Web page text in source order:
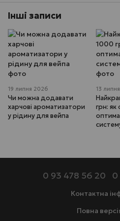
Інші записи
19 липня 2026
Чи можна додавати
харчові ароматизатори
у рідину для вейпа
13
грн: як
0 93 478 56 20 0
Контактна
Повна